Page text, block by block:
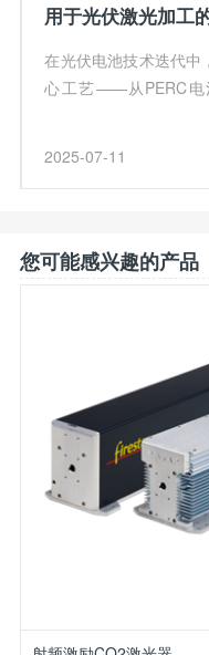
用于光伏激光加工
在光伏电池技术迭代中
心工艺——从PERC电
杂，再到钙钛矿电池
硅材料的高吸收率和
刀”。本文将解析
2025-07-11
您可能感兴趣的产品